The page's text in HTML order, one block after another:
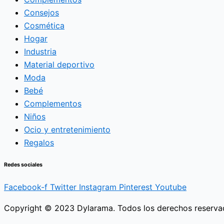
Consejos
Cosmética
Hogar
Industria
Material deportivo
Moda
Bebé
Complementos
Niños
Ocio y entretenimiento
Regalos
Redes sociales
Facebook-f Twitter Instagram Pinterest Youtube
Copyright © 2023 Dylarama. Todos los derechos